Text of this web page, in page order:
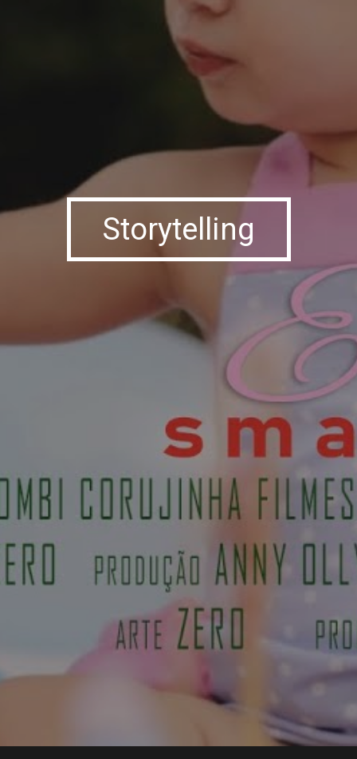
Storytelling